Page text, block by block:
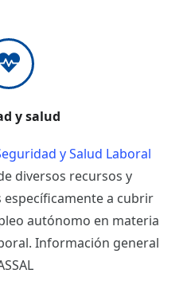
y salud
y Salud Laboral
diversos recursos y
a cubrir
autónomo en materia
Información general